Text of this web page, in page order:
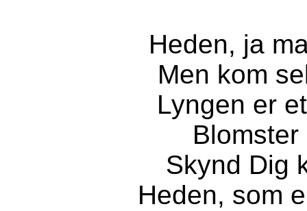
Heden, ja
Men kom
Lyngen er
Skynd Dig
Heden, som